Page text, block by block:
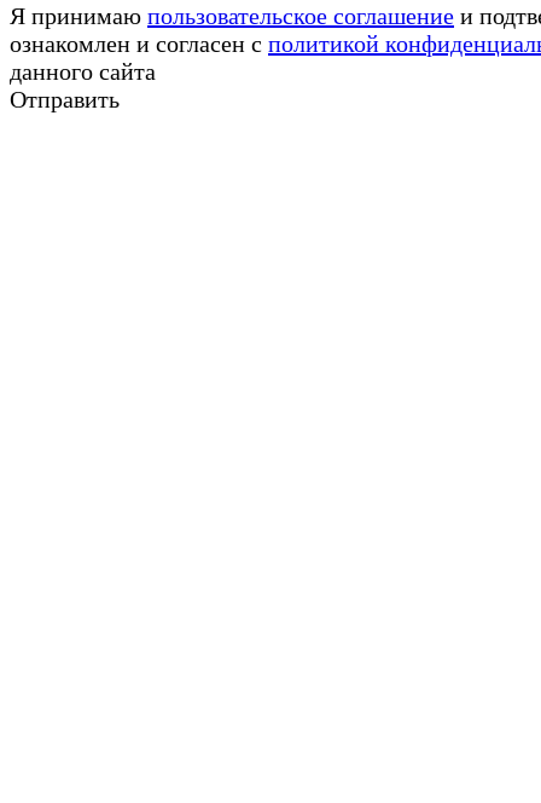
Я принимаю пользовательское соглашение и
ознакомлен и согласен с политикой
данного сайта
Отправить